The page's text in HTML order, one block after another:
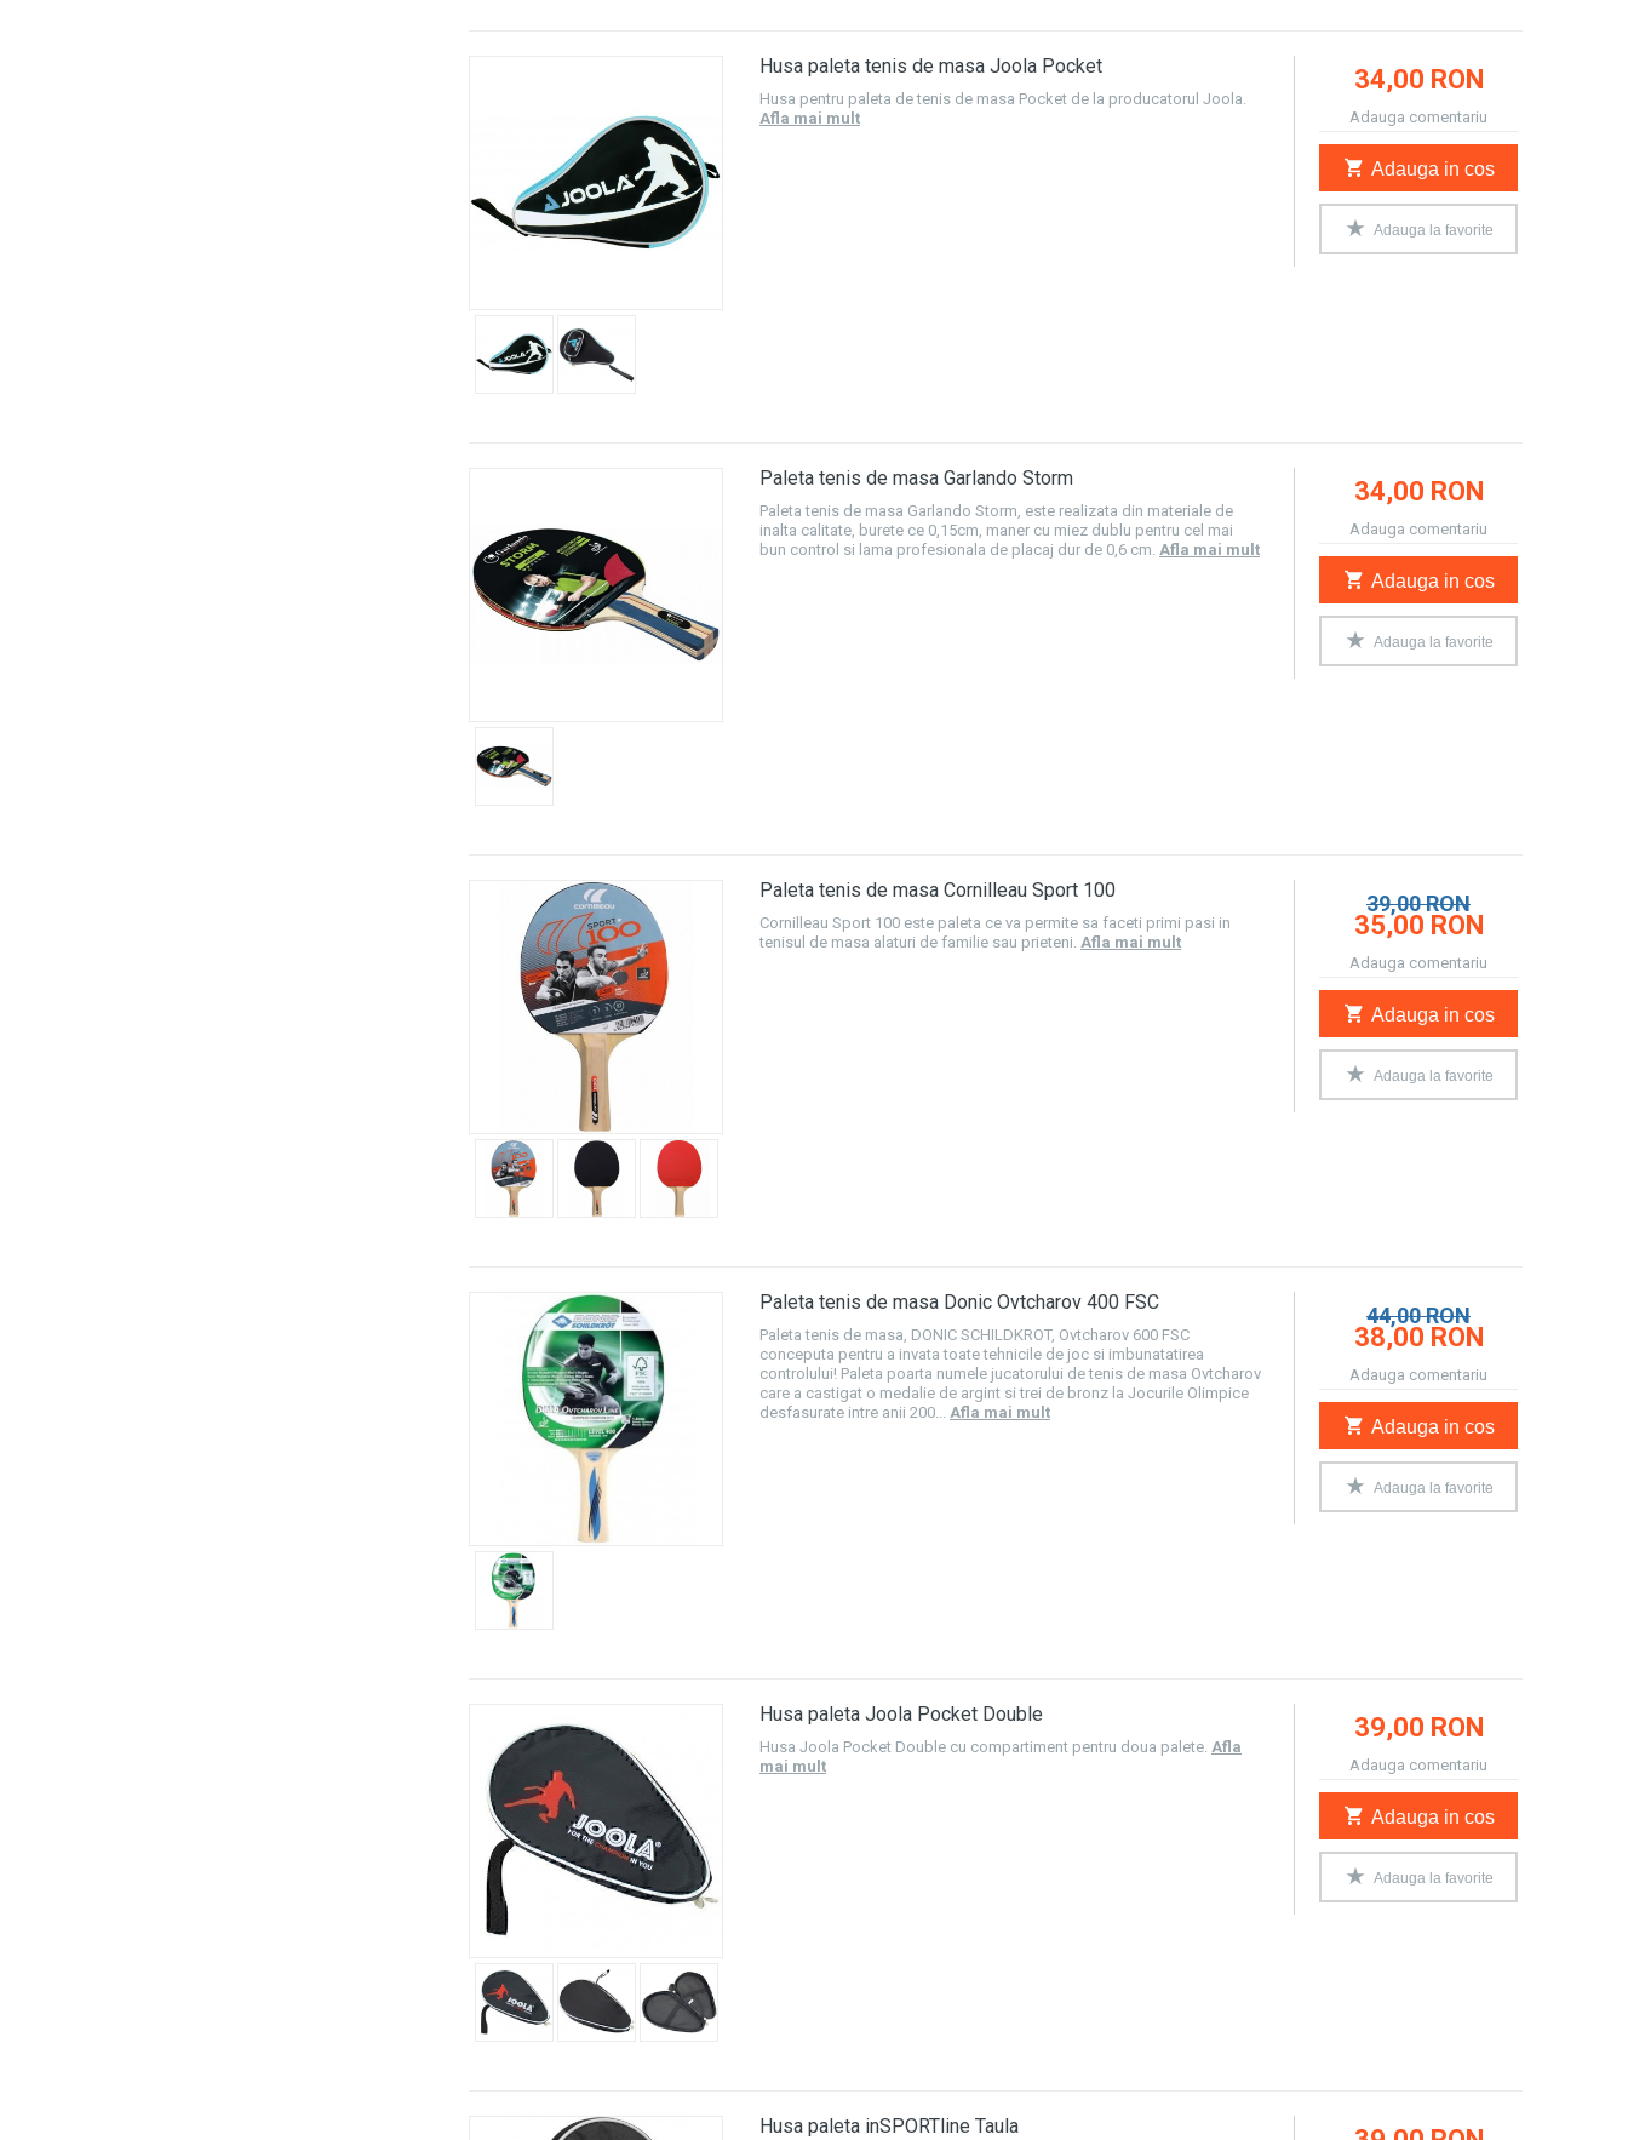
Husa paleta tenis de masa Joola Pocket
Husa pentru paleta de tenis de masa Pocket de la producatorul Joola.
Afla mai mult
34,00 RON
Adauga comentariu
Adauga in cos
Adauga la favorite
Paleta tenis de masa Garlando Storm
Paleta tenis de masa Garlando Storm, este realizata din materiale de
inalta calitate, burete ce 0,15cm, maner cu miez dublu pentru cel mai
bun control si lama profesionala de placaj dur de 0,6 cm. Afla mai mult
34,00 RON
Adauga comentariu
Adauga in cos
Adauga la favorite
Paleta tenis de masa Cornilleau Sport 100
Cornilleau Sport 100 este paleta ce va permite sa faceti primi pasi in
tenisul de masa alaturi de familie sau prieteni. Afla mai mult
39,00 RON
35,00 RON
Adauga comentariu
Adauga in cos
Adauga la favorite
Paleta tenis de masa Donic Ovtcharov 400 FSC
Paleta tenis de masa, DONIC SCHILDKROT, Ovtcharov 600 FSC
conceputa pentru a invata toate tehnicile de joc si imbunatatirea
controlului! Paleta poarta numele jucatorului de tenis de masa Ovtcharov
care a castigat o medalie de argint si trei de bronz la Jocurile Olimpice
desfasurate intre anii 200... Afla mai mult
44,00 RON
38,00 RON
Adauga comentariu
Adauga in cos
Adauga la favorite
Husa paleta Joola Pocket Double
Husa Joola Pocket Double cu compartiment pentru doua palete. Afla
mai mult
39,00 RON
Adauga comentariu
Adauga in cos
Adauga la favorite
Husa paleta inSPORTline Taula